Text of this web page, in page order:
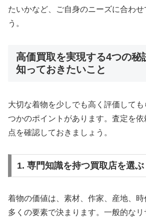
たいかなど、ご自身のニーズに合わせ
う。
高価買取を実現する4つの秘
知っておきたいこと
大切な着物を少しでも高く評価しても
つかのポイントがあります。査定を
点を確認しておきましょう。
1. 専門知識を持つ買取店を選ぶ
着物の価値は、素材、作家、産地、
多くの要素で決まります。一般的な